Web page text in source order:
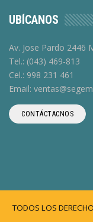
UBÍCANOS
Av. Jose Pardo 2446
Tel.: (043) 469-813
Cel.: 998 231 461
Email:
CONTÁCTACNOS
TODOS LOS